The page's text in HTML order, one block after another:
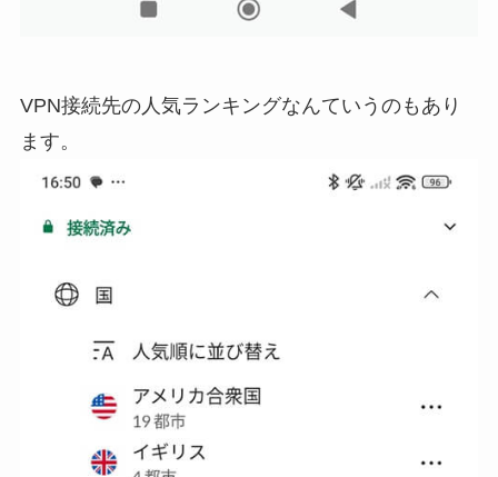
VPN接続先の人気ランキングなんていうのもあり
ます。